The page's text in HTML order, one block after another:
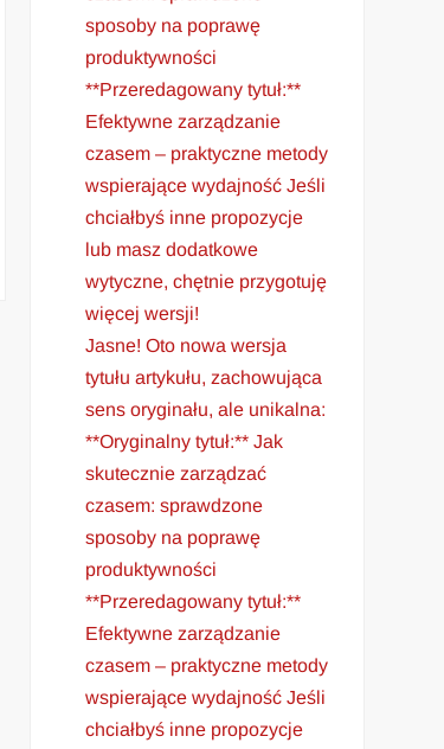
sposoby na poprawę
produktywności
**Przeredagowany tytuł:**
Efektywne zarządzanie
czasem – praktyczne metody
wspierające wydajność Jeśli
chciałbyś inne propozycje
lub masz dodatkowe
wytyczne, chętnie przygotuję
więcej wersji!
Jasne! Oto nowa wersja
tytułu artykułu, zachowująca
sens oryginału, ale unikalna:
**Oryginalny tytuł:** Jak
skutecznie zarządzać
czasem: sprawdzone
sposoby na poprawę
produktywności
**Przeredagowany tytuł:**
Efektywne zarządzanie
czasem – praktyczne metody
wspierające wydajność Jeśli
chciałbyś inne propozycje